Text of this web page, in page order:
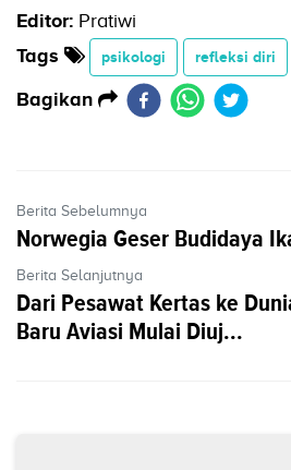
Editor: Pratiwi
Tags
psikologi refleksi diri
Bagikan
Berita Sebelumnya
Norwegia Geser Budidaya
Berita Selanjutnya
Dari Pesawat Kertas ke
Baru Aviasi Mulai Diuj...